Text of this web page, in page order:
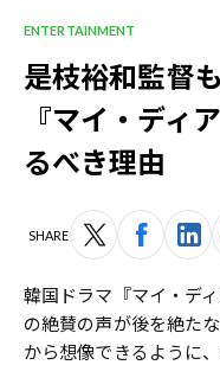
ENTERTAINMENT
是枝裕和監督
『マイ・ディ
るべき理由
SHARE
韓国ドラマ『マイ・デ
の絶賛の声が後を絶た
から想像できるように